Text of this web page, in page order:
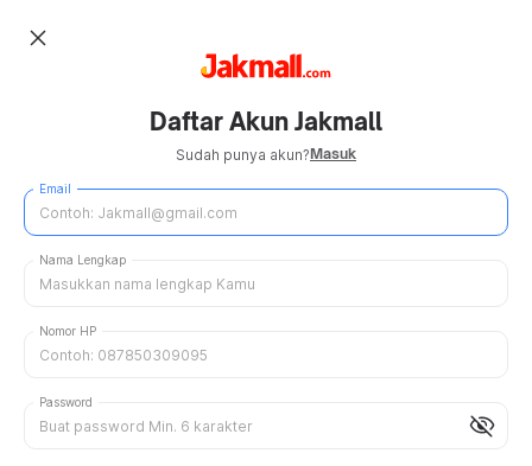
close
Daftar Akun Jakmall
Sudah punya akun?Masuk
Email
Nama Lengkap
Nomor HP
visibility_off
Password